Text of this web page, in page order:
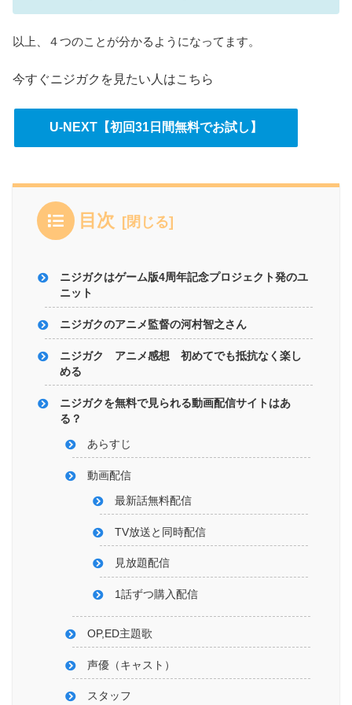
以上、４つのことが分かるようになってます。
今すぐニジガクを見たい人はこちら
U-NEXT【初回31日間無料でお試し】
目次
ニジガクはゲーム版4周年記念プロジェクト発のユ
ニット
ニジガクのアニメ監督の河村智之さん
ニジガク アニメ感想 初めてでも抵抗なく楽し
める
ニジガクを無料で見られる動画配信サイトはあ
る？
あらすじ
動画配信
最新話無料配信
TV放送と同時配信
見放題配信
1話ずつ購入配信
OP,ED主題歌
声優（キャスト）
スタッフ